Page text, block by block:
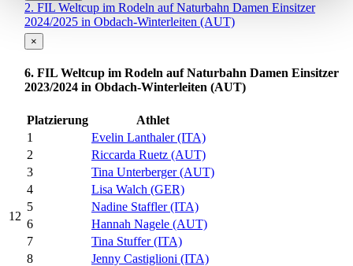
2. FIL Weltcup im Rodeln auf Naturbahn Damen Einsitzer
2024/2025 in Obdach-Winterleiten (AUT)
12
×
6. FIL Weltcup im Rodeln auf Naturbahn Damen Einsitzer
2023/2024 in Obdach-Winterleiten (AUT)
Platzierung
Athlet
1
Evelin Lanthaler (ITA)
2
Riccarda Ruetz (AUT)
3
Tina Unterberger (AUT)
4
Lisa Walch (GER)
5
Nadine Staffler (ITA)
6
Hannah Nagele (AUT)
7
Tina Stuffer (ITA)
8
Jenny Castiglioni (ITA)